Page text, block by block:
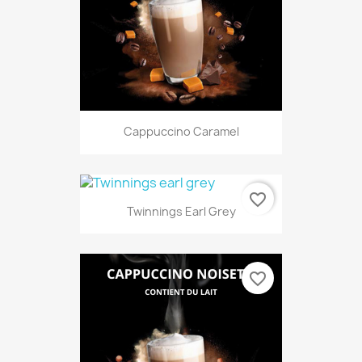
Cappuccino Caramel
Twinnings Earl Grey
favorite_border
favorite_border